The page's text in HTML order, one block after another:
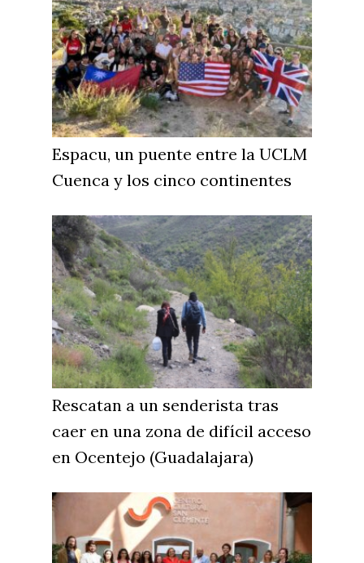
Espacu, un puente entre la UCLM
Cuenca y los cinco continentes
Rescatan a un senderista tras
caer en una zona de difícil acceso
en Ocentejo (Guadalajara)
Castilla-La
Toledo
Ciudad Real
Albacete
Cuenca
Guadalajara
Sanidad
Economía
Educación
Cultura
Deportes
Sucesos
Planeta Rural
Especiales